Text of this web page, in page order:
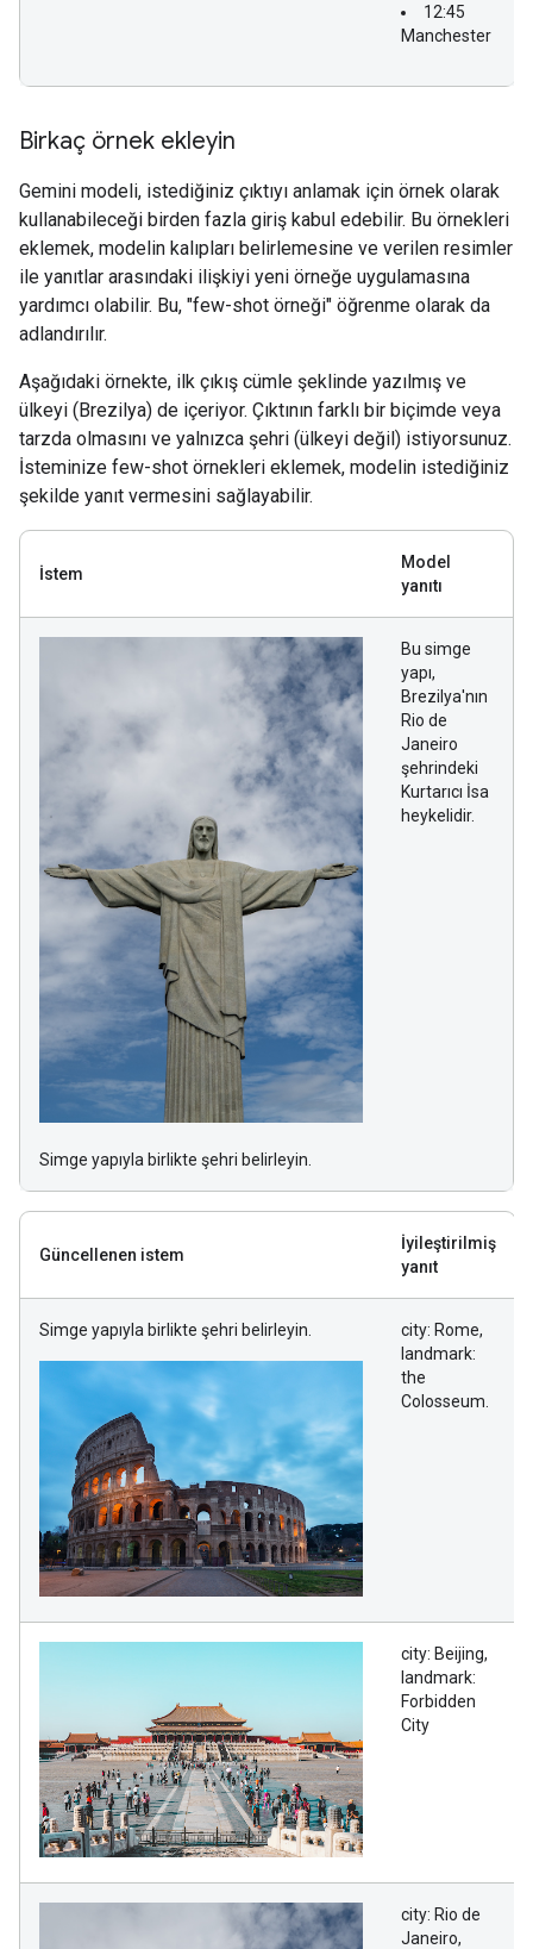
12:45
Manchester
Birkaç örnek ekleyin
Gemini modeli, istediğiniz çıktıyı anlamak için örnek olarak
kullanabileceği birden fazla giriş kabul edebilir. Bu örnekleri
eklemek, modelin kalıpları belirlemesine ve verilen resimler
ile yanıtlar arasındaki ilişkiyi yeni örneğe uygulamasına
yardımcı olabilir. Bu, "few-shot örneği" öğrenme olarak da
adlandırılır.
Aşağıdaki örnekte, ilk çıkış cümle şeklinde yazılmış ve
ülkeyi (Brezilya) de içeriyor. Çıktının farklı bir biçimde veya
tarzda olmasını ve yalnızca şehri (ülkeyi değil) istiyorsunuz.
İsteminize few-shot örnekleri eklemek, modelin istediğiniz
şekilde yanıt vermesini sağlayabilir.
İstem
Model
yanıtı
Simge yapıyla birlikte şehri belirleyin.
Bu simge
yapı,
Brezilya'nın
Rio de
Janeiro
şehrindeki
Kurtarıcı İsa
heykelidir.
Güncellenen istem
İyileştirilmiş
yanıt
Simge yapıyla birlikte şehri belirleyin.
city: Rome,
landmark:
the
Colosseum.
city: Beijing,
landmark:
Forbidden
City
city: Rio de
Janeiro,